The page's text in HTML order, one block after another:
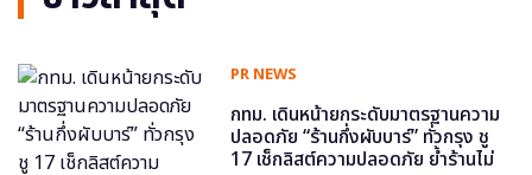
PR NEWS
กทม. เดินหน้ายกระดับมาตรฐานความ
ปลอดภัย “ร้านกึ่งผับบาร์” ทั่วกรุง ชู
17 เช็กลิสต์ความปลอดภัย ย้ำร้านไม่